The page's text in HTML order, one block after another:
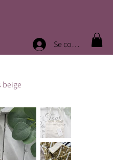
Se connecter
beige